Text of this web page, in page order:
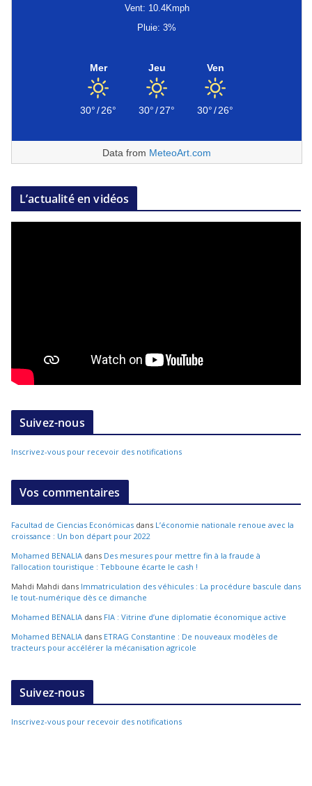
Vent: 10.4Kmph
Pluie: 3%
Mer
30°/26°
Jeu
30°/27°
Ven
30°/26°
Data from MeteoArt.com
L’actualité en vidéos
Suivez-nous
Inscrivez-vous pour recevoir des notifications
Vos commentaires
Facultad de Ciencias Económicas dans L’économie nationale renoue avec la
croissance : Un bon départ pour 2022
Mohamed BENALIA dans Des mesures pour mettre fin à la fraude à
l’allocation touristique : Tebboune écarte le cash !
Mahdi Mahdi dans Immatriculation des véhicules : La procédure bascule dans
le tout-numérique dès ce dimanche
Mohamed BENALIA dans FIA : Vitrine d’une diplomatie économique active
Mohamed BENALIA dans ETRAG Constantine : De nouveaux modèles de
tracteurs pour accélérer la mécanisation agricole
Suivez-nous
Inscrivez-vous pour recevoir des notifications